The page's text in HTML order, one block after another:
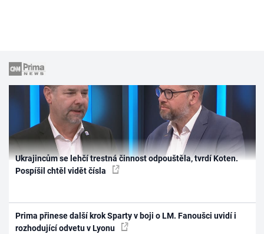
Ukrajincům se lehčí trestná činnost odpouštěla, tvrdí Koten.
Pospíšil chtěl vidět čísla
Prima přinese další krok Sparty v boji o LM. Fanoušci uvidí i
rozhodující odvetu v Lyonu